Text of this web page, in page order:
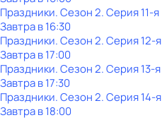
Праздники. Сезон 2. Серия 11-я
Завтра в 16:30
Праздники. Сезон 2. Серия 12-я
Завтра в 17:00
Праздники. Сезон 2. Серия 13-я
Завтра в 17:30
Праздники. Сезон 2. Серия 14-я
Завтра в 18:00